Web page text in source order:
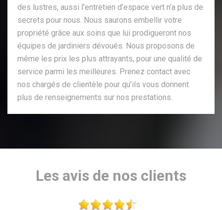
des lustres, aussi l’entretien d’espace vert n’a plus de
secrets pour nous. Nous saurons embellir votre
propriété grâce aux soins que lui prodigueront nos
équipes de jardiniers dévoués. Nous proposons de
même les prix les plus attrayants, pour une qualité de
service parmi les meilleures. Prenez contact avec
nos chargés de clientèle pour qu’ils vous donnent
plus de renseignements sur nos prestations.
Les avis de nos clients